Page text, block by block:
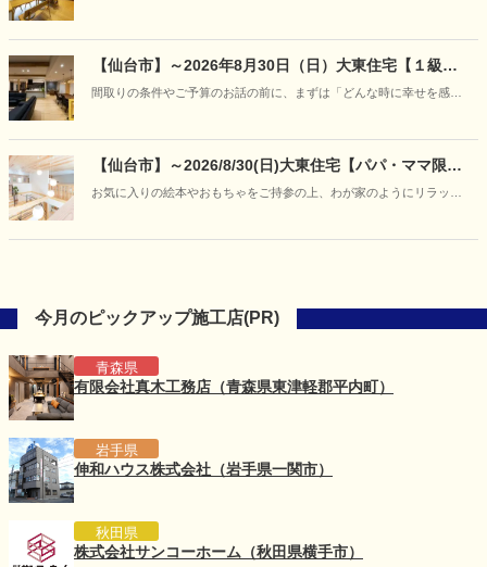
【仙台市】～2026年8月30日（日）大東住宅【１級建
築士と紡ぐ家づくり】「あなただけの『美しい日常』
間取りの条件やご予算のお話の前に、まずは「どんな時に幸せを感じ
【仙台市】～2026/8/30(日)大東住宅【パパ・ママ限
定】キッズデザイン賞受賞の住まいを貸し切り体験
お気に入りの絵本やおもちゃをご持参の上、わが家のようにリラック
今月のピックアップ施工店(PR)
青森県
有限会社真木工務店（青森県東津軽郡平内町）
岩手県
伸和ハウス株式会社（岩手県一関市）
秋田県
株式会社サンコーホーム（秋田県横手市）